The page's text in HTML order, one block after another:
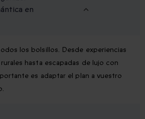
en
los bolsillos. Desde experiencias
hasta escapadas de lujo con
es adaptar el plan a vuestro